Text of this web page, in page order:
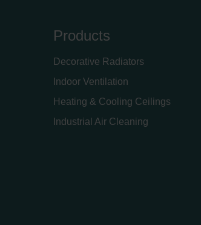
Products
Decorative Radiators
Indoor Ventilation
Heating & Cooling Ceilings
Industrial Air Cleaning